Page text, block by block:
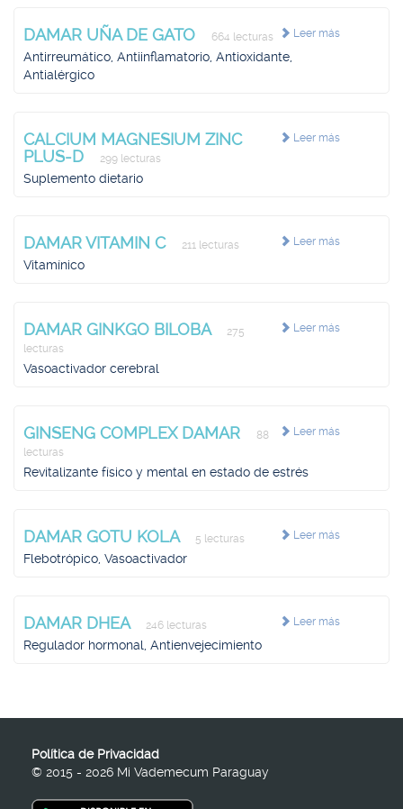
Leer más
DAMAR UÑA DE GATO 664 lecturas
Antirreumático, Antiinflamatorio, Antioxidante,
Antialérgico
Leer más
CALCIUM MAGNESIUM ZINC
PLUS-D
299 lecturas
Suplemento dietario
Leer más
DAMAR VITAMIN C 211 lecturas
Vitamínico
Leer más
DAMAR GINKGO BILOBA
275
lecturas
Vasoactivador cerebral
Leer más
GINSENG COMPLEX DAMAR
88
lecturas
Revitalizante físico y mental en estado de estrés
Leer más
DAMAR GOTU KOLA 5 lecturas
Flebotrópico, Vasoactivador
Leer más
DAMAR DHEA 246 lecturas
Regulador hormonal, Antienvejecimiento
Política de Privacidad
© 2015 - 2026 Mi Vademecum Paraguay